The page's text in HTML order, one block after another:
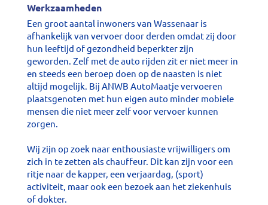
Werkzaamheden
Een groot aantal inwoners van Wassenaar is
afhankelijk van vervoer door derden omdat zij door
hun leeftijd of gezondheid beperkter zijn
geworden. Zelf met de auto rijden zit er niet meer in
en steeds een beroep doen op de naasten is niet
altijd mogelijk. Bij ANWB AutoMaatje vervoeren
plaatsgenoten met hun eigen auto minder mobiele
mensen die niet meer zelf voor vervoer kunnen
zorgen.
Wij zijn op zoek naar enthousiaste vrijwilligers om
zich in te zetten als chauffeur. Dit kan zijn voor een
ritje naar de kapper, een verjaardag, (sport)
activiteit, maar ook een bezoek aan het ziekenhuis
of dokter.